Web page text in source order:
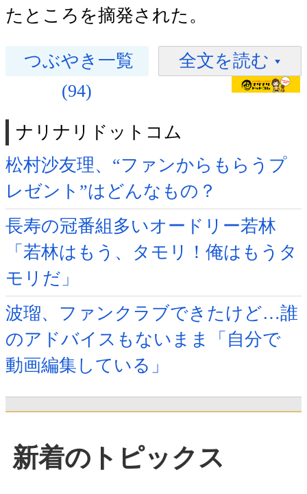
たところを摘発された。
つぶやき一覧
(94)
全文を読む
ナリナリドットコム
松村沙友理、“ファンからもらうプ
レゼント”はどんなもの？
長寿の冠番組多いオードリー若林
「若林はもう、タモリ！俺はもうタ
モリだ」
波瑠、ファンクラブできたけど…誰
のアドバイスもないまま「自分で
動画編集している」
新着のトピックス